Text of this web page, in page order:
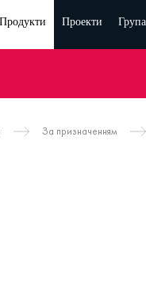
Продукти Проекти
За призначенням